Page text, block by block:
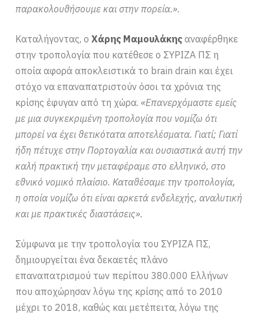
παρακολουθήσουμε και στην πορεία.».
Καταλήγοντας, οΧάρης Μαμουλάκης αναφέρθηκε
στην τροπολογία που κατέθεσε ο ΣΥΡΙΖΑ ΠΣ η
οποία αφορά αποκλειστικά το brain drain και έχει
στόχο να επαναπατριστούν όσοι τα χρόνια της
κρίσης έφυγαν από τη χώρα.«Επανερχόμαστε εμείς
με μια συγκεκριμένη τροπολογία που νομίζω ότι
μπορεί να έχει θετικότατα αποτελέσματα. Γιατί; Γιατί
ήδη πέτυχε στην Πορτογαλία και ουσιαστικά αυτή την
καλή πρακτική την μεταφέραμε στο ελληνικό, στο
εθνικό νομικό πλαίσιο. Καταθέσαμε την τροπολογία,
η οποία νομίζω ότι είναι αρκετά ενδελεχής, αναλυτική
και με πρακτικές διαστάσεις».
Σύμφωνα με την τροπολογία του ΣΥΡΙΖΑ ΠΣ,
δημιουργείται ένα δεκαετές πλάνο
επαναπατρισμού των περίπου 380.000 Ελλήνων
που αποχώρησαν λόγω της κρίσης από το 2010
μέχρι το 2018, καθώς και μετέπειτα, λόγω της